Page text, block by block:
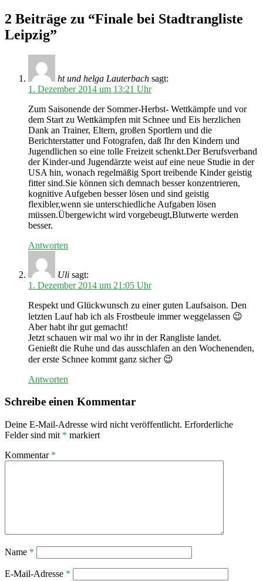
2 Beiträge zu “Finale bei Stadtrangliste
Leipzig”
ht und helga Lauterbach sagt:
1. Dezember 2014 um 13:21 Uhr
Zum Saisonende der Sommer-Herbst- Wettkämpfe und vor
dem Start zu Wettkämpfen mit Schnee und Eis herzlichen
Dank an Trainer, Eltern, großen Sportlern und die
Berichterstatter und Fotografen, daß Ihr den Kindern und
Jugendlichen so eine tolle Freizeit schenkt.Der Berufsverband
der Kinder-und Jugendärzte weist auf eine neue Studie in der
USA hin, wonach regelmäßig Sport treibende Kinder geistig
fitter sind.Sie können sich demnach besser konzentrieren,
kognitive Aufgeben besser lösen und sind geistig
flexibler,wenn sie unterschiedliche Aufgaben lösen
müssen.Übergewicht wird vorgebeugt,Blutwerte werden
besser.
Antworten
Uli sagt:
1. Dezember 2014 um 21:05 Uhr
Respekt und Glückwunsch zu einer guten Laufsaison. Den
letzten Lauf hab ich als Frostbeule immer weggelassen 😉
Aber habt ihr gut gemacht!
Jetzt schauen wir mal wo ihr in der Rangliste landet.
Genießt die Ruhe und das ausschlafen an den Wochenenden,
der erste Schnee kommt ganz sicher 😉
Antworten
Schreibe einen Kommentar
Deine E-Mail-Adresse wird nicht veröffentlicht. Erforderliche
Felder sind mit * markiert
Kommentar *
Name *
E-Mail-Adresse *